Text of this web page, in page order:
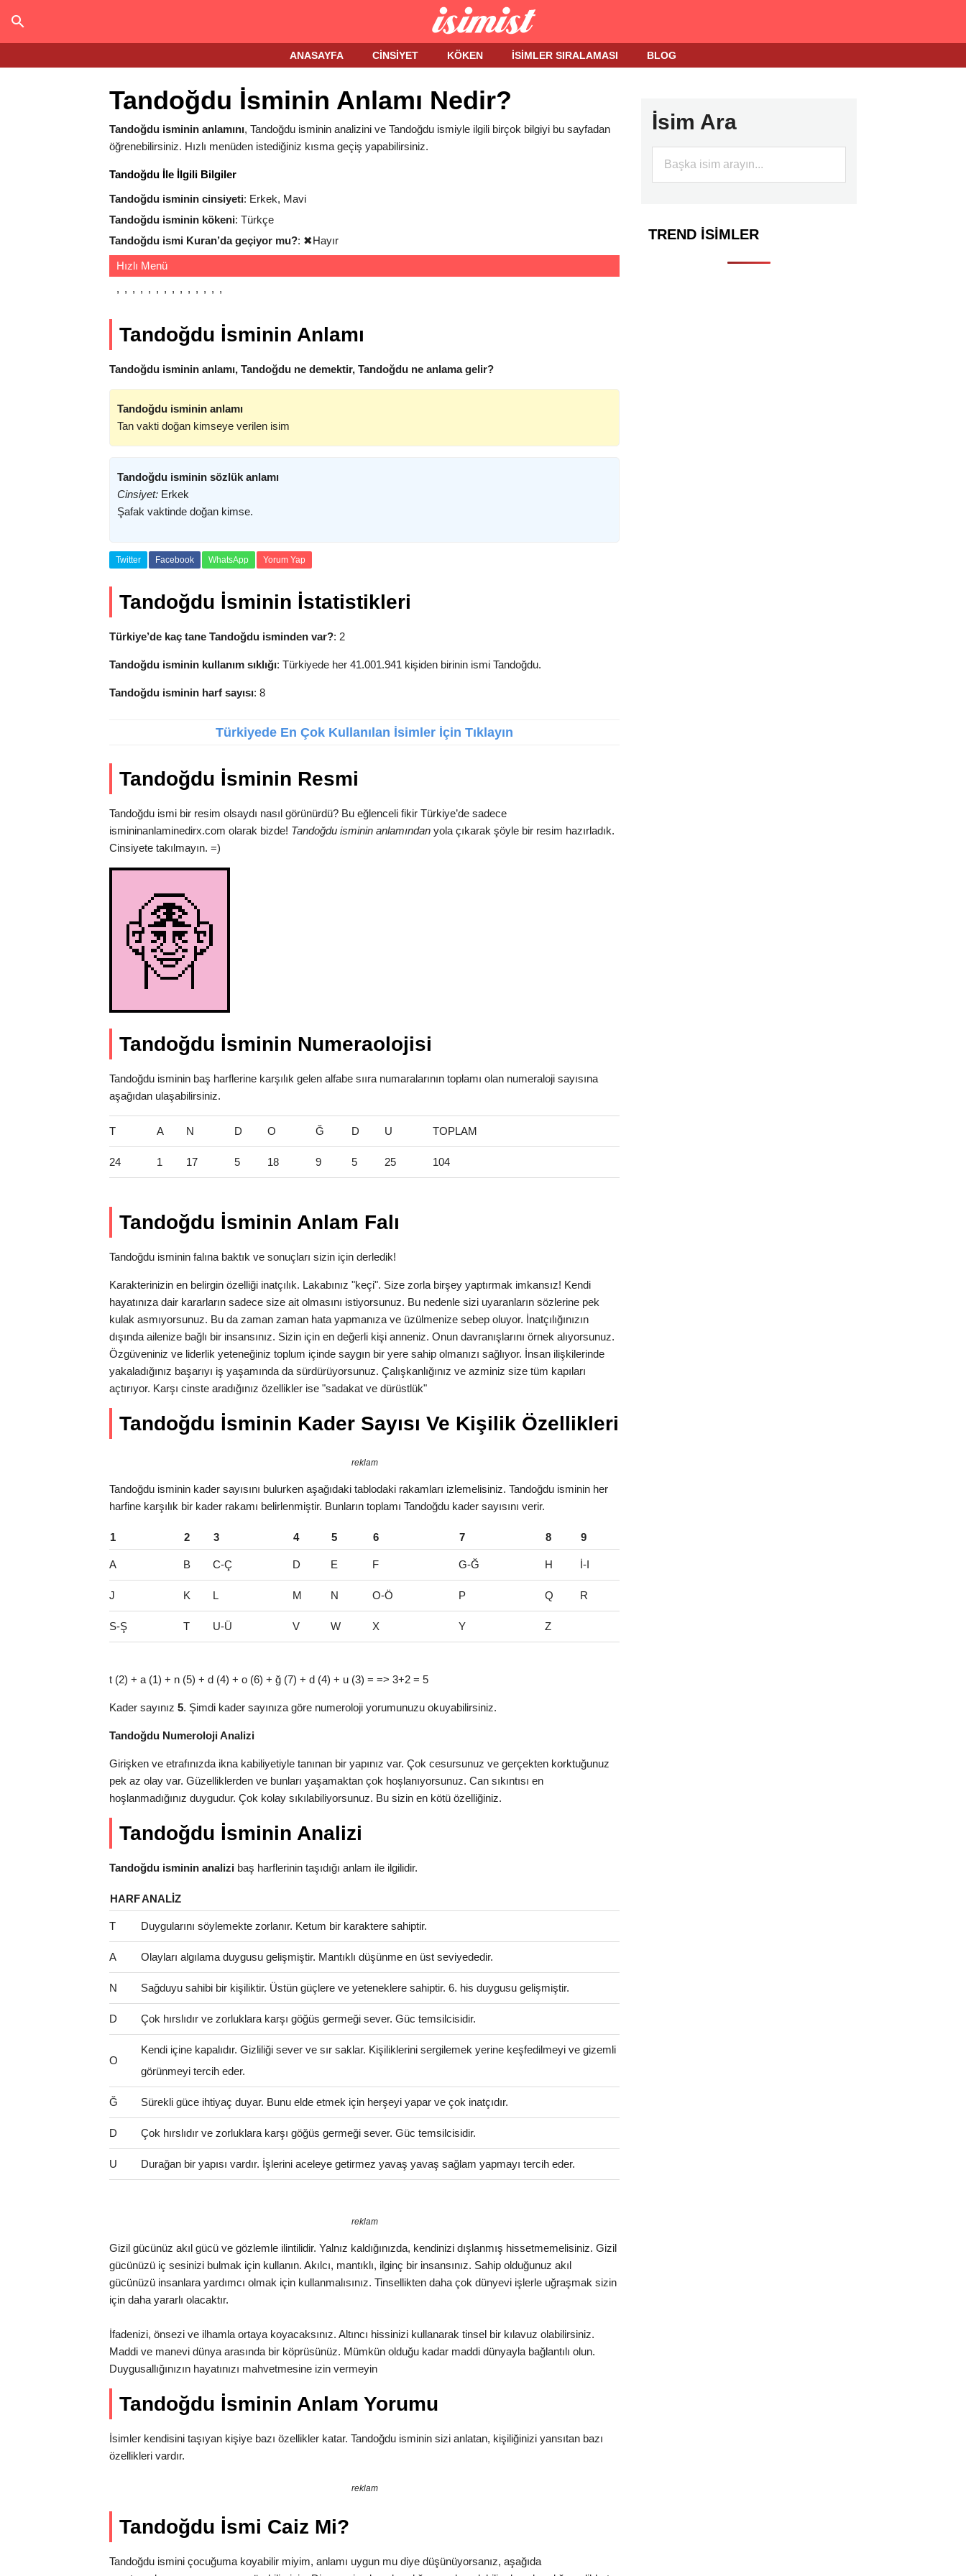
ANASAYFA CINSIYET KÖKEN İSIMLER SIRALAMASI BLOG
Tandoğdu İsminin Anlamı Nedir?
Tandoğdu isminin anlamını, Tandoğdu isminin analizini ve Tandoğdu ismiyle ilgili birçok bilgiyi bu sayfadan
öğrenebilirsiniz. Hızlı menüden istediğiniz kısma geçiş yapabilirsiniz.
Tandoğdu İle İlgili Bilgiler
Tandoğdu isminin cinsiyeti: Erkek, Mavi
Tandoğdu isminin kökeni: Türkçe
Tandoğdu ismi Kuran’da geçiyor mu?: ✖Hayır
Hızlı Menü
Tandoğdu İsminin Anlamı
Tandoğdu isminin anlamı, Tandoğdu ne demektir, Tandoğdu ne anlama gelir?
Tandoğdu isminin anlamı
Tan vakti doğan kimseye verilen isim
Tandoğdu isminin sözlük anlamı
Cinsiyet: Erkek
Şafak vaktinde doğan kimse.
Twitter Facebook WhatsApp Yorum Yap
Tandoğdu İsminin İstatistikleri
Türkiye’de kaç tane Tandoğdu isminden var?: 2
Tandoğdu isminin kullanım sıklığı: Türkiyede her 41.001.941 kişiden birinin ismi Tandoğdu.
Tandoğdu isminin harf sayısı: 8
Türkiyede En Çok Kullanılan İsimler İçin Tıklayın
Tandoğdu İsminin Resmi
Tandoğdu ismi bir resim olsaydı nasıl görünürdü? Bu eğlenceli fikir Türkiye’de sadece
ismininanlaminedirx.com olarak bizde! Tandoğdu isminin anlamından yola çıkarak şöyle bir resim hazırladık.
Cinsiyete takılmayın. =)
Tandoğdu İsminin Numeraolojisi
Tandoğdu isminin baş harflerine karşılık gelen alfabe sııra numaralarının toplamı olan numeraloji sayısına
aşağıdan ulaşabilirsiniz.
T A N D O Ğ D U TOPLAM
24 1 17 5 18 9 5 25 104
Tandoğdu İsminin Anlam Falı
Tandoğdu isminin falına baktık ve sonuçları sizin için derledik!
Karakterinizin en belirgin özelliği inatçılık. Lakabınız "keçi". Size zorla birşey yaptırmak imkansız! Kendi
hayatınıza dair kararların sadece size ait olmasını istiyorsunuz. Bu nedenle sizi uyaranların sözlerine pek
kulak asmıyorsunuz. Bu da zaman zaman hata yapmanıza ve üzülmenize sebep oluyor. İnatçılığınızın
dışında ailenize bağlı bir insansınız. Sizin için en değerli kişi anneniz. Onun davranışlarını örnek alıyorsunuz.
Özgüveniniz ve liderlik yeteneğiniz toplum içinde saygın bir yere sahip olmanızı sağlıyor. İnsan ilişkilerinde
yakaladığınız başarıyı iş yaşamında da sürdürüyorsunuz. Çalışkanlığınız ve azminiz size tüm kapıları
açtırıyor. Karşı cinste aradığınız özellikler ise "sadakat ve dürüstlük"
Tandoğdu İsminin Kader Sayısı Ve Kişilik Özellikleri
reklam
Tandoğdu isminin kader sayısını bulurken aşağıdaki tablodaki rakamları izlemelisiniz. Tandoğdu isminin her
harfine karşılık bir kader rakamı belirlenmiştir. Bunların toplamı Tandoğdu kader sayısını verir.
1 2 3 4 5 6 7 8 9
A B C-Ç D E F G-Ğ H İ-I
J K L M N O-Ö P Q R
S-Ş T U-Ü V W X Y Z
t (2) + a (1) + n (5) + d (4) + o (6) + ğ (7) + d (4) + u (3) = => 3+2 = 5
Kader sayınız 5. Şimdi kader sayınıza göre numeroloji yorumunuzu okuyabilirsiniz.
Tandoğdu Numeroloji Analizi
Girişken ve etrafınızda ikna kabiliyetiyle tanınan bir yapınız var. Çok cesursunuz ve gerçekten korktuğunuz
pek az olay var. Güzelliklerden ve bunları yaşamaktan çok hoşlanıyorsunuz. Can sıkıntısı en
hoşlanmadığınız duygudur. Çok kolay sıkılabiliyorsunuz. Bu sizin en kötü özelliğiniz.
Tandoğdu İsminin Analizi
Tandoğdu isminin analizi baş harflerinin taşıdığı anlam ile ilgilidir.
HARFANALIZ
T Duygularını söylemekte zorlanır. Ketum bir karaktere sahiptir.
A Olayları algılama duygusu gelişmiştir. Mantıklı düşünme en üst seviyededir.
N Sağduyu sahibi bir kişiliktir. Üstün güçlere ve yeteneklere sahiptir. 6. his duygusu gelişmiştir.
D Çok hırslıdır ve zorluklara karşı göğüs germeği sever. Güc temsilcisidir.
O
Kendi içine kapalıdır. Gizliliği sever ve sır saklar. Kişiliklerini sergilemek yerine keşfedilmeyi ve gizemli
görünmeyi tercih eder.
Ğ Sürekli güce ihtiyaç duyar. Bunu elde etmek için herşeyi yapar ve çok inatçıdır.
D Çok hırslıdır ve zorluklara karşı göğüs germeği sever. Güc temsilcisidir.
U Durağan bir yapısı vardır. İşlerini aceleye getirmez yavaş yavaş sağlam yapmayı tercih eder.
reklam
Gizil gücünüz akıl gücü ve gözlemle ilintilidir. Yalnız kaldığınızda, kendinizi dışlanmış hissetmemelisiniz. Gizil
gücünüzü iç sesinizi bulmak için kullanın. Akılcı, mantıklı, ilginç bir insansınız. Sahip olduğunuz akıl
gücünüzü insanlara yardımcı olmak için kullanmalısınız. Tinsellikten daha çok dünyevi işlerle uğraşmak sizin
için daha yararlı olacaktır.
İfadenizi, önsezi ve ilhamla ortaya koyacaksınız. Altıncı hissinizi kullanarak tinsel bir kılavuz olabilirsiniz.
Maddi ve manevi dünya arasında bir köprüsünüz. Mümkün olduğu kadar maddi dünyayla bağlantılı olun.
Duygusallığınızın hayatınızı mahvetmesine izin vermeyin
Tandoğdu İsminin Anlam Yorumu
İsimler kendisini taşıyan kişiye bazı özellikler katar. Tandoğdu isminin sizi anlatan, kişiliğinizi yansıtan bazı
özellikleri vardır.
reklam
Tandoğdu İsmi Caiz Mi?
Tandoğdu ismini çocuğuma koyabilir miyim, anlamı uygun mu diye düşünüyorsanız, aşağıda
İsim Ara
TREND İSIMLER